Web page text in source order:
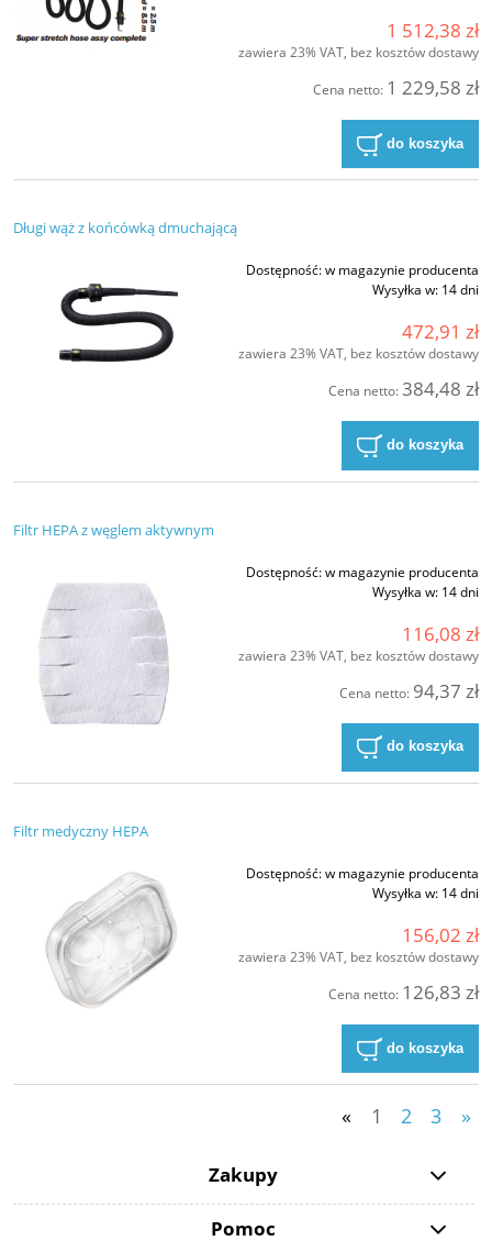
1 512,38 zł
zawiera 23% VAT, bez kosztów dostawy
Cena netto: 1 229,58 zł
do koszyka
Długi wąż z końcówką dmuchającą
Dostępność:w magazynie producenta
Wysyłka w: 14 dni
472,91 zł
zawiera 23% VAT, bez kosztów dostawy
Cena netto:384,48 zł
do koszyka
Filtr HEPA z węglem aktywnym
Dostępność:w magazynie producenta
Wysyłka w: 14 dni
116,08 zł
zawiera 23% VAT, bez kosztów dostawy
Cena netto: 94,37 zł
do koszyka
Filtr medyczny HEPA
Dostępność:w magazynie producenta
Wysyłka w: 14 dni
156,02 zł
zawiera 23% VAT, bez kosztów dostawy
Cena netto: 126,83 zł
do koszyka
« 1 2 3 »
Zakupy
Pomoc